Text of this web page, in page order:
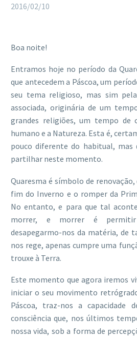
2016/02/10
Boa noite!
Entramos hoje no período da
que antecedem a Páscoa, um
seu tema religioso, mas sim
associada, originária de um
grandes religiões, um tempo de
humano e a Natureza. Esta é,
pouco diferente do habitual, mas
partilhar neste momento.
Quaresma é símbolo de
fim do Inverno e o romper da
No entanto, e para que tal
morrer, e morrer é
desapegarmo-nos da matéria, de
nos rege, apenas cumpre uma
trouxe à Terra.
Este momento que agora iremos
iniciar o seu movimento
Páscoa, traz-nos a capacidade
consciência que, nos últimos
nossa vida, sob a forma de